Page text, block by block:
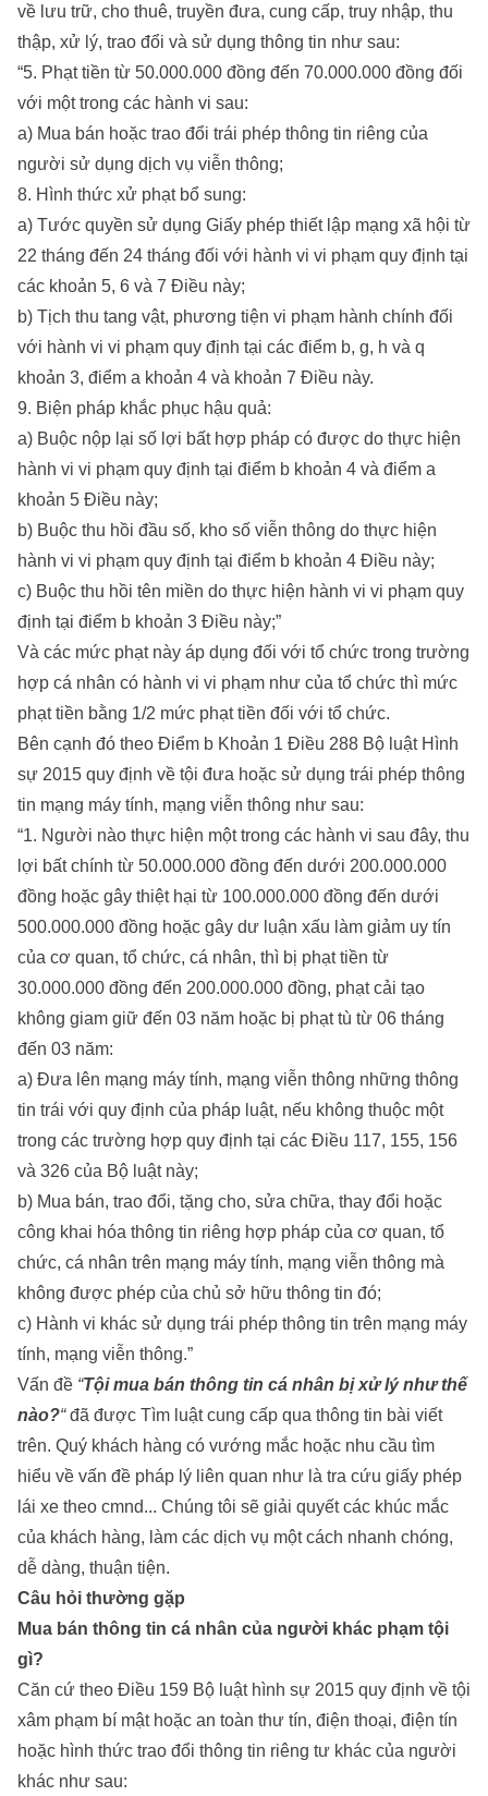
về lưu trữ, cho thuê, truyền đưa, cung cấp, truy nhập, thu
thập, xử lý, trao đổi và sử dụng thông tin như sau:
“5. Phạt tiền từ 50.000.000 đồng đến 70.000.000 đồng đối
với một trong các hành vi sau:
a) Mua bán hoặc trao đổi trái phép thông tin riêng của
người sử dụng dịch vụ viễn thông;
8. Hình thức xử phạt bổ sung:
a) Tước quyền sử dụng Giấy phép thiết lập mạng xã hội từ
22 tháng đến 24 tháng đối với hành vi vi phạm quy định tại
các khoản 5, 6 và 7 Điều này;
b) Tịch thu tang vật, phương tiện vi phạm hành chính đối
với hành vi vi phạm quy định tại các điểm b, g, h và q
khoản 3, điểm a khoản 4 và khoản 7 Điều này.
9. Biện pháp khắc phục hậu quả:
a) Buộc nộp lại số lợi bất hợp pháp có được do thực hiện
hành vi vi phạm quy định tại điểm b khoản 4 và điểm a
khoản 5 Điều này;
b) Buộc thu hồi đầu số, kho số viễn thông do thực hiện
hành vi vi phạm quy định tại điểm b khoản 4 Điều này;
c) Buộc thu hồi tên miền do thực hiện hành vi vi phạm quy
định tại điểm b khoản 3 Điều này;”
Và các mức phạt này áp dụng đối với tổ chức trong trường
hợp cá nhân có hành vi vi phạm như của tổ chức thì mức
phạt tiền bằng 1/2 mức phạt tiền đối với tổ chức.
Bên cạnh đó theo Điểm b Khoản 1 Điều 288 Bộ luật Hình
sự 2015 quy định về tội đưa hoặc sử dụng trái phép thông
tin mạng máy tính, mạng viễn thông như sau:
“1. Người nào thực hiện một trong các hành vi sau đây, thu
lợi bất chính từ 50.000.000 đồng đến dưới 200.000.000
đồng hoặc gây thiệt hại từ 100.000.000 đồng đến dưới
500.000.000 đồng hoặc gây dư luận xấu làm giảm uy tín
của cơ quan, tổ chức, cá nhân, thì bị phạt tiền từ
30.000.000 đồng đến 200.000.000 đồng, phạt cải tạo
không giam giữ đến 03 năm hoặc bị phạt tù từ 06 tháng
đến 03 năm:
a) Đưa lên mạng máy tính, mạng viễn thông những thông
tin trái với quy định của pháp luật, nếu không thuộc một
trong các trường hợp quy định tại các Điều 117, 155, 156
và 326 của Bộ luật này;
b) Mua bán, trao đổi, tặng cho, sửa chữa, thay đổi hoặc
công khai hóa thông tin riêng hợp pháp của cơ quan, tổ
chức, cá nhân trên mạng máy tính, mạng viễn thông mà
không được phép của chủ sở hữu thông tin đó;
c) Hành vi khác sử dụng trái phép thông tin trên mạng máy
tính, mạng viễn thông.”
Vấn đề “Tội mua bán thông tin cá nhân bị xử lý như thế
nào?“đã được Tìm luậtcung cấp qua thông tin bài viết
trên. Quý khách hàng có vướng mắc hoặc nhu cầu tìm
hiểu về vấn đề pháp lý liên quan như là tra cứu giấy phép
lái xe theo cmnd... Chúng tôi sẽ giải quyết các khúc mắc
của khách hàng, làm các dịch vụ một cách nhanh chóng,
dễ dàng, thuận tiện.
Câu hỏi thường gặp
Mua bán thông tin cá nhân của người khác phạm tội
gì?
Căn cứ theo Điều 159 Bộ luật hình sự 2015 quy định về tội
xâm phạm bí mật hoặc an toàn thư tín, điện thoại, điện tín
hoặc hình thức trao đổi thông tin riêng tư khác của người
khác như sau: